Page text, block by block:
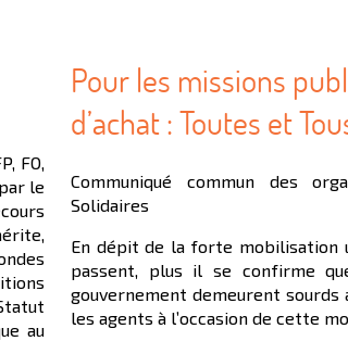
FO,
le
au
Pour les missions
d’achat : Toutes et
Communiqué commun des
Solidaires
En dépit de la forte mobilisation
passent, plus il se confirme
gouvernement demeurent
les agents à l’occasion de cette